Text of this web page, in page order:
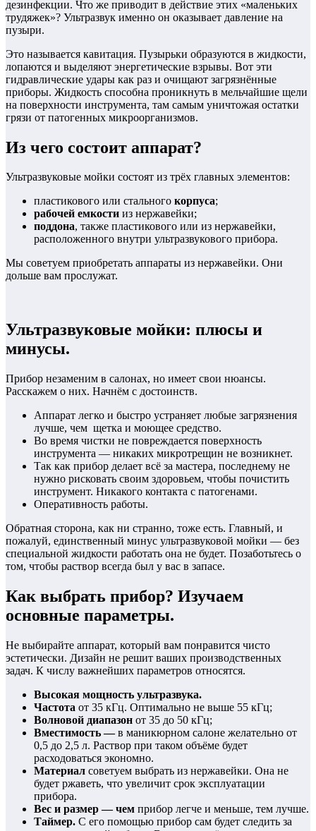
дезинфекции. Что же приводит в действие этих «маленьких
трудяжек»? Ультразвук именно он оказывает давление на
пузыри.
Это называется кавитация. Пузырьки образуются в жидкости,
лопаются и выделяют энергетические взрывы. Вот эти
гидравлические удары как раз и очищают загрязнённые
приборы. Жидкость способна проникнуть в мельчайшие щели
на поверхности инструмента, там самым уничтожая остатки
грязи от патогенных микроорганизмов.
Из чего состоит аппарат?
Ультразвуковые мойки состоят из трёх главных элементов:
пластикового или стального корпуса;
рабочей емкости из нержавейки;
поддона, также пластикового или из нержавейки,
расположенного внутри ультразвукового прибора.
Мы советуем приобретать аппараты из нержавейки. Они
дольше вам прослужат.
Ультразвуковые мойки: плюсы и
минусы.
Прибор незаменим в салонах, но имеет свои нюансы.
Расскажем о них. Начнём с достоинств.
Аппарат легко и быстро устраняет любые загрязнения
лучше, чем щетка и моющее средство.
Во время чистки не повреждается поверхность
инструмента — никаких микротрещин не возникнет.
Так как прибор делает всё за мастера, последнему не
нужно рисковать своим здоровьем, чтобы почистить
инструмент. Никакого контакта с патогенами.
Оперативность работы.
Обратная сторона, как ни странно, тоже есть. Главный, и
пожалуй, единственный минус ультразвуковой мойки — без
специальной жидкости работать она не будет. Позаботьтесь о
том, чтобы раствор всегда был у вас в запасе.
Как выбрать прибор? Изучаем
основные параметры.
Не выбирайте аппарат, который вам понравится чисто
эстетически. Дизайн не решит ваших производственных
задач. К числу важнейших параметров относятся.
Высокая мощность ультразвука.
Частота от 35 кГц. Оптимально не выше 55 кГц;
Волновой диапазон от 35 до 50 кГц;
Вместимость —в маникюрном салоне желательно от
0,5 до 2,5 л. Раствор при таком объёме будет
расходоваться экономно.
Материал советуем выбрать из нержавейки. Она не
будет ржаветь, что увеличит срок эксплуатации
прибора.
Вес и размер — чем прибор легче и меньше, тем лучше.
Таймер. С его помощью прибор сам будет следить за